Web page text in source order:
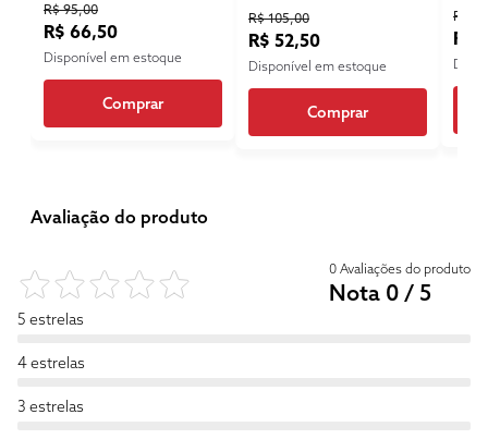
R$ 95,00
R$ 66,50
Disponível em estoque
Comprar
R$ 105,00
R$ 52,50
Disponível em estoque
Comprar
R$
R$
Avaliação do produto
0 Avaliações do produto
Nota 0 / 5
5 estrelas
4 estrelas
3 estrelas